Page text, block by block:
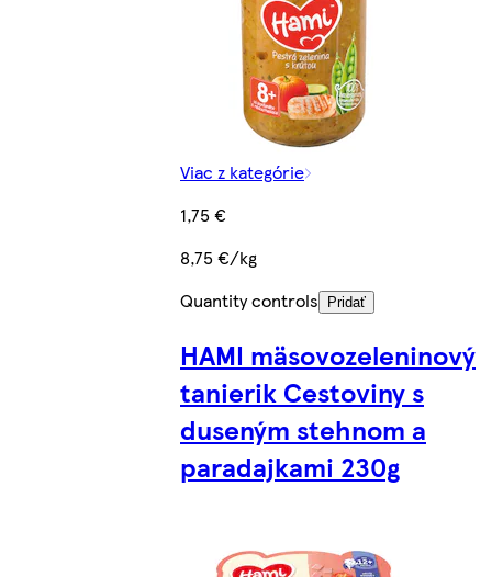
Viac z kategórie
1,75 €
8,75 €/kg
Quantity controls
Pridať
HAMI mäsovozeleninový
tanierik Cestoviny s
duseným stehnom a
paradajkami 230g